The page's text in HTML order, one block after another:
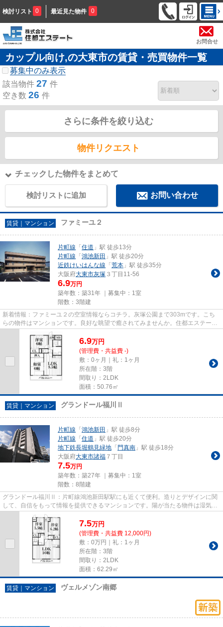
検討リスト 0 最近見た物件 0
お問合せ
カップル向け,の大東市の賃貸・売買物件一覧
募集中のみ表示
該当物件 27 件
空き数 26 件
さらに条件を絞り込む
物件リクエスト
チェックした物件をまとめて
検討リストに追加 お問い合わせ
賃貸｜マンション ファミーユ２
片町線 「 住道 」駅 徒歩13分
片町線 「 鴻池新田 」駅 徒歩20分
近鉄けいはんな線 「 荒本 」駅 徒歩35分
大阪府大東市灰塚 ３丁目11-56
6.9万円
築年数：築31年 ｜募集中： 1室
階数：3階建
新着情報：ファミーユ２の空室情報ならコチラ。灰塚公園まで303mです。こち
らの物件はマンションです。良好な眺望で癒されてみませんか。住都エステート
では、片町線住道駅を中心に数...
6.9万円
(管理費・共益費 -)
敷：0ヶ月｜礼：1ヶ月
所在階：3階
間取り：2LDK
面積：50.76㎡
賃貸｜マンション グランドール福川Ⅱ
片町線 「 鴻池新田 」駅 徒歩8分
片町線 「 住道 」駅 徒歩20分
地下鉄長堀鶴見緑地 「 門真南 」駅 徒歩18分
大阪府大東市諸福 ７丁目
7.5万円
築年数：築27年 ｜募集中： 1室
階数：8階建
グランドール福川Ⅱ：片町線鴻池新田駅駅にも近くて便利。造りとデザインに関
して、自信をもって情報を提供できるマンションです。陽が当たる物件は湿気も
少なく健康な毎日を過ごせます...
7.5万円
(管理費・共益費 12,000円)
敷：0万円｜礼：1ヶ月
所在階：3階
間取り：2LDK
面積：62.29㎡
賃貸｜マンション ヴェルメゾン南郷